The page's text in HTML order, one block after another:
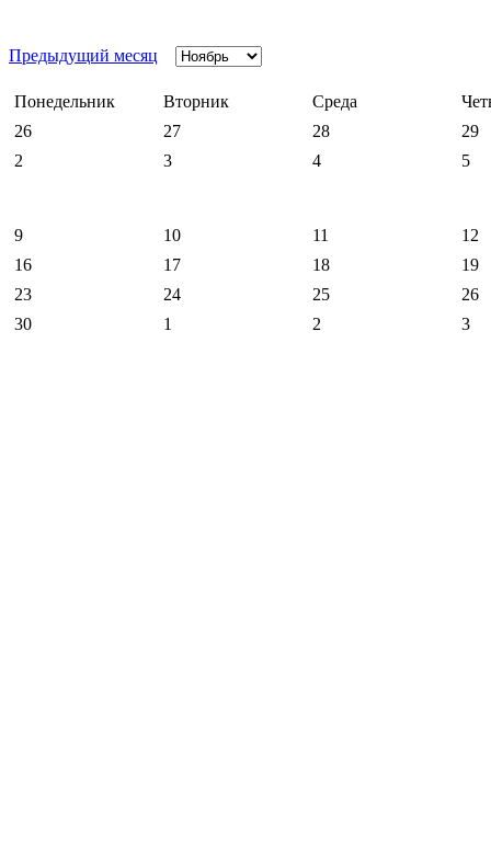
Предыдущий месяц
Понедельник Вторник Среда
26
27 28
29
2
3 4 5
9 10 11
12
16
17 18
19
23
24 25
26
30
1 2 3